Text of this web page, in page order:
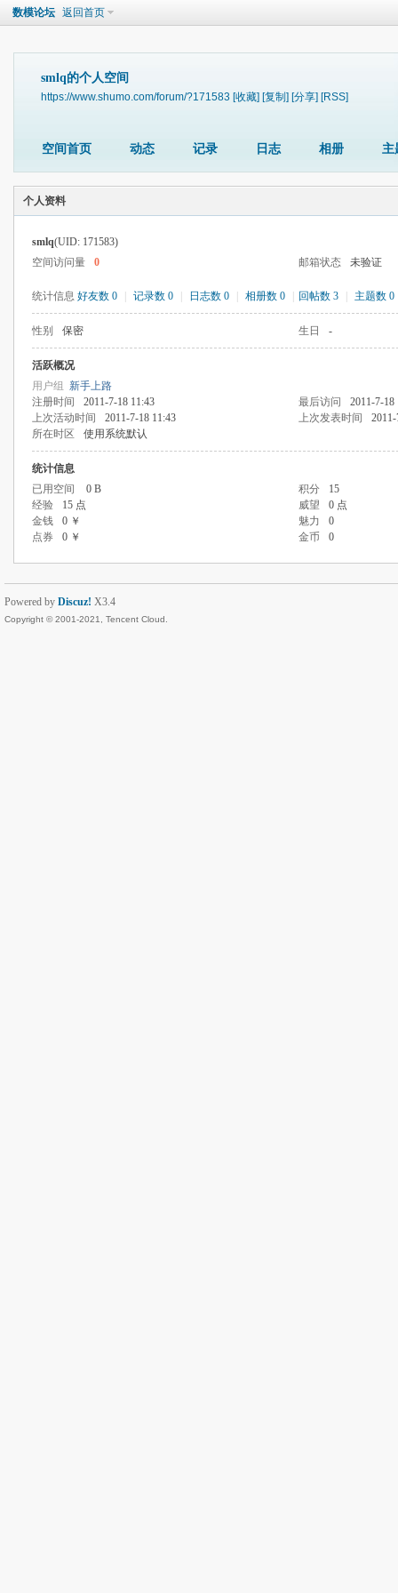
数模论坛 返回首页
smlq的个人空间
https://www.shumo.com/forum/?171583 [收藏] [复制] [分享] [RSS]
空间首页 动态 记录 日志 相册 主
个人资料
smlq(UID: 171583)
空间访问量
0 邮箱状态 未验证
统计信息 好友数 0 记录数 0 日志数 0 相册数 0 回帖数 3 主题数 0
性别 保密 生日 -
活跃概况
用户组 新手上路
注册时间
2011-7-18 11:43 最后访问
2011-7-18
上次活动时间
2011-7-18 11:43 上次发表时间
所在时区
使用系统默认
统计信息
已用空间
0 B 积分
15
经验
15 点 威望
0 点
金钱
0 ￥ 魅力
0
点券
0 ￥ 金币 0
Powered by Discuz! X3.4
Copyright © 2001-2021, Tencent Cloud.